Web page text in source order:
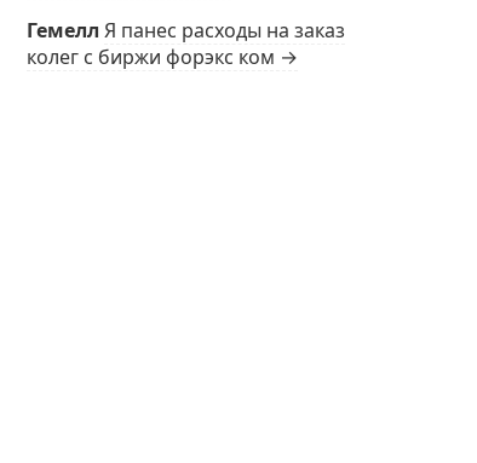
Гемелл Я панес расходы на заказ
колег с биржи форэкс ком →